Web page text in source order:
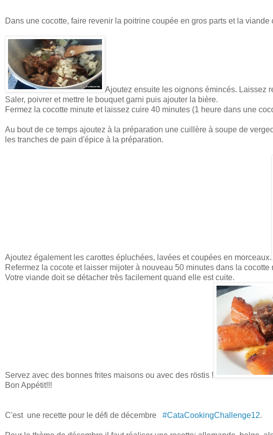
Dans une cocotte, faire revenir la poitrine coupée en gros parts et la viande
Ajoutez ensuite les oignons émincés. Laissez
Saler, poivrer et mettre le bouquet garni puis ajouter la bière.
Fermez la cocotte minute et laissez cuire 40 minutes (1 heure dans une
Au bout de ce temps ajoutez à la préparation une cuillère à soupe de
les tranches de pain d'épice à la préparation.
Ajoutez également les carottes épluchées, lavées et coupées en morceaux.
Refermez la cocote et laisser mijoter à nouveau 50 minutes dans la
Votre viande doit se détacher très facilement quand elle est cuite.
Servez avec des bonnes frites maisons ou avec des röstis !
Bon Appétit!!!
C'est une recette pour le défi de décembre #CataCookingChallenge12.